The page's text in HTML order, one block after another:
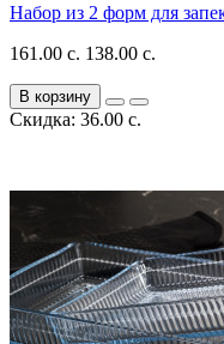
Набор из 2 форм для
161.00 с. 138.00 с.
В корзину
Скидка: 36.00 с.